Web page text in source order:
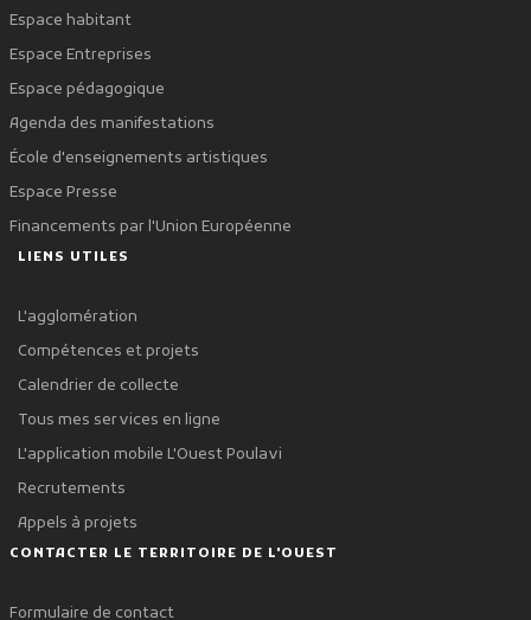
Espace habitant
Espace Entreprises
Espace pédagogique
Agenda des manifestations
École d'enseignements artistiques
Espace Presse
Financements par l'Union Européenne
LIENS UTILES
L'agglomération
Compétences et projets
Calendrier de collecte
Tous mes services en ligne
L'application mobile L'Ouest Poulavi
Recrutements
Appels à projets
CONTACTER LE TERRITOIRE DE L'OUEST
Formulaire de contact